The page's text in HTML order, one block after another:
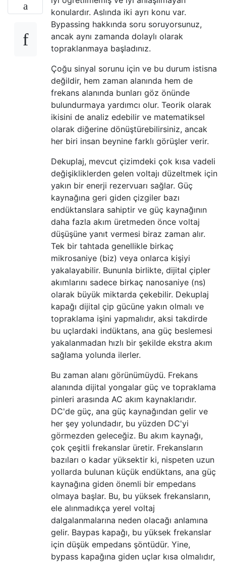
konulardır. Aslında iki ayrı konu var.
Bypassing hakkında soru soruyorsunuz,
ancak aynı zamanda dolaylı olarak
topraklanmaya başladınız.
Çoğu sinyal sorunu için ve bu durum istisna
değildir, hem zaman alanında hem de
frekans alanında bunları göz önünde
bulundurmaya yardımcı olur. Teorik olarak
ikisini de analiz edebilir ve matematiksel
olarak diğerine dönüştürebilirsiniz, ancak
her biri insan beynine farklı görüşler verir.
Dekuplaj, mevcut çizimdeki çok kısa vadeli
değişikliklerden gelen voltajı düzeltmek için
yakın bir enerji rezervuarı sağlar. Güç
kaynağına geri giden çizgiler bazı
endüktanslara sahiptir ve güç kaynağının
daha fazla akım üretmeden önce voltaj
düşüşüne yanıt vermesi biraz zaman alır.
Tek bir tahtada genellikle birkaç
mikrosaniye (biz) veya onlarca kişiyi
yakalayabilir. Bununla birlikte, dijital çipler
akımlarını sadece birkaç nanosaniye (ns)
olarak büyük miktarda çekebilir. Dekuplaj
kapağı dijital çip gücüne yakın olmalı ve
topraklama işini yapmalıdır, aksi takdirde
bu uçlardaki indüktans, ana güç beslemesi
yakalanmadan hızlı bir şekilde ekstra akım
sağlama yolunda ilerler.
Bu zaman alanı görünümüydü. Frekans
alanında dijital yongalar güç ve topraklama
pinleri arasında AC akım kaynaklarıdır.
DC'de güç, ana güç kaynağından gelir ve
her şey yolundadır, bu yüzden DC'yi
görmezden geleceğiz. Bu akım kaynağı,
çok çeşitli frekanslar üretir. Frekansların
bazıları o kadar yüksektir ki, nispeten uzun
yollarda bulunan küçük endüktans, ana güç
kaynağına giden önemli bir empedans
olmaya başlar. Bu, bu yüksek frekansların,
ele alınmadıkça yerel voltaj
dalgalanmalarına neden olacağı anlamına
gelir. Baypas kapağı, bu yüksek frekanslar
için düşük empedans şöntüdür. Yine,
bypass kapağına giden uçlar kısa olmalıdır,